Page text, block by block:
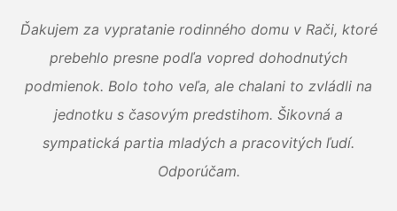
Ďakujem za vypratanie rodinného domu v Rači, ktoré
prebehlo presne podľa vopred dohodnutých
podmienok. Bolo toho veľa, ale chalani to zvládli na
jednotku s časovým predstihom. Šikovná a
sympatická partia mladých a pracovitých ľudí.
Odporúčam.